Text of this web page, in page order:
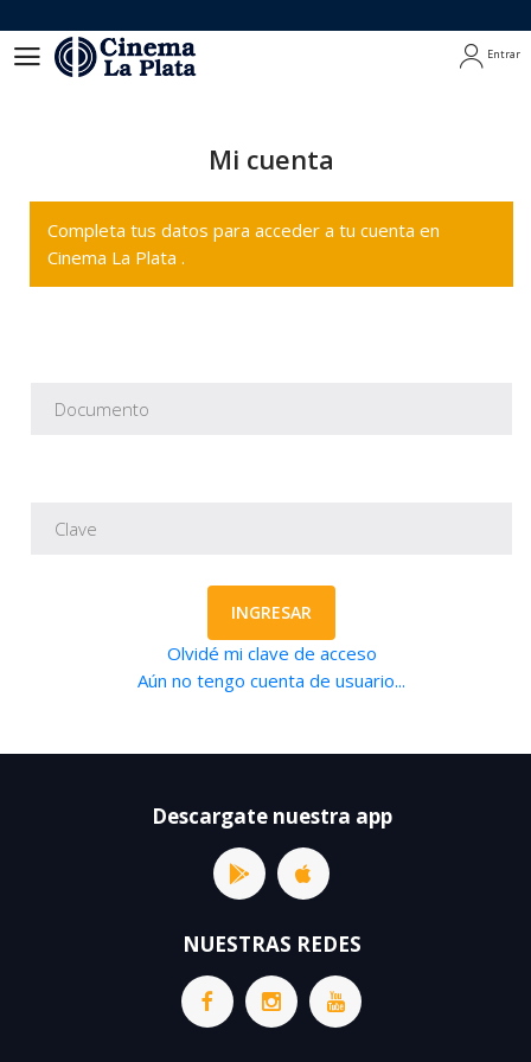
Entrar
Mi cuenta
Completa tus datos para acceder a tu cuenta en
Cinema La Plata .
INGRESAR
Olvidé mi clave de acceso
Aún no tengo cuenta de usuario...
Descargate nuestra app
NUESTRAS REDES